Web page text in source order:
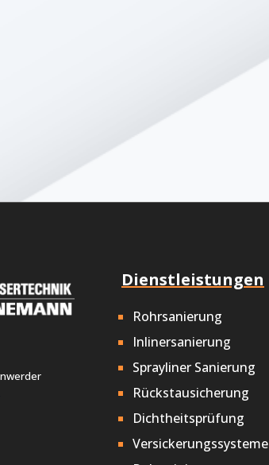
Dienstleistungen
Rohrsanierung
Inlinersanierung
Sprayliner Sanierung
Rückstausicherung
Dichtheitsprüfung
Versickerungssysteme